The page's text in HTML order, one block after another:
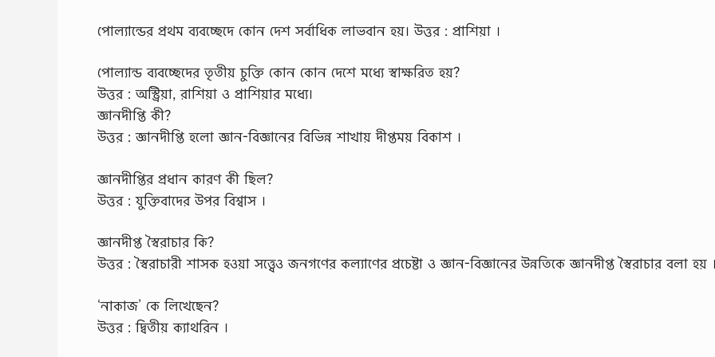
পোল্যান্ডের প্রথম ব্যবচ্ছেদে কোন দেশ সর্বাধিক লাভবান হয়। উত্তর : প্রাশিয়া ।
পোল্যান্ড ব্যবচ্ছেদের তৃতীয় চুক্তি কোন কোন দেশে মধ্যে স্বাক্ষরিত হয়?
উত্তর : অস্ট্রিয়া, রাশিয়া ও প্রাশিয়ার মধ্যে।
জ্ঞানদীপ্তি কী?
উত্তর : জ্ঞানদীপ্তি হলো জ্ঞান-বিজ্ঞানের বিভিন্ন শাখায় দীপ্তময় বিকাশ ।
জ্ঞানদীপ্তির প্রধান কারণ কী ছিল?
উত্তর : যুক্তিবাদের উপর বিশ্বাস ।
জ্ঞানদীপ্ত স্বৈরাচার কি?
উত্তর : স্বৈরাচারী শাসক হওয়া সত্ত্বেও জনগণের কল্যাণের প্রচেষ্টা ও জ্ঞান-বিজ্ঞানের উন্নতিকে জ্ঞানদীপ্ত স্বৈরাচার বলা হয়
‘নাকাজ’ কে লিখেছেন?
উত্তর : দ্বিতীয় ক্যাথরিন ।